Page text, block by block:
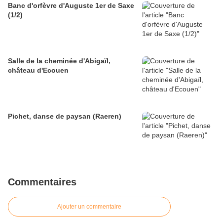
Banc d'orfèvre d'Auguste 1er de Saxe
(1/2)
Salle de la cheminée d'Abigaïl,
château d'Ecouen
Pichet, danse de paysan (Raeren)
Commentaires
Ajouter un commentaire